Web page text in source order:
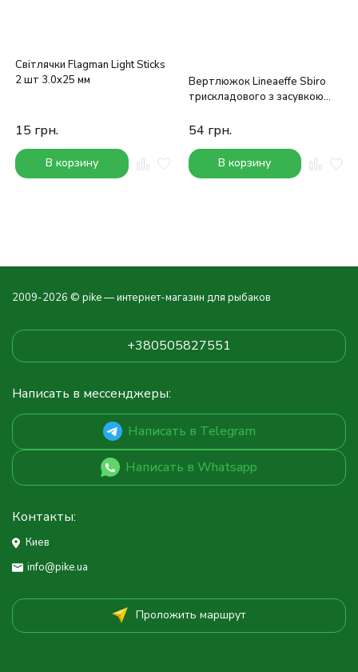
Світлячки Flagman Light Sticks
2 шт 3.0x25 мм
15 грн.
В корзину
Вертлюжок Lineaeffe Sbiro
трискладового з засувкою
54 грн.
В корзину
2009-2026 © pike — интернет-магазин для рыбаков
+380505827551
Написать в мессенджеры:
Написать в Telegram
Написать в Whatsapp
Контакты:
Киев
info@pike.ua
Проложить маршрут